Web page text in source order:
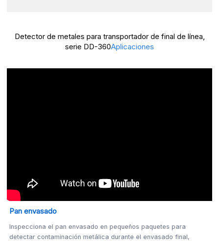
Detector de metales para transportador de final de línea,
serie DD-360Aplicaciones
Pan envasado
Inspecciona el pan envasado en pequeños paquetes para
detectar contaminación metálica durante el envasado final,